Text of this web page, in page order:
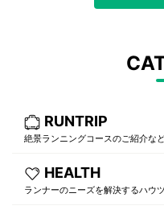
RUNTRIP
絶景ランニングコースのご紹介な
HEALTH
ランナーのニーズを解決するハウ